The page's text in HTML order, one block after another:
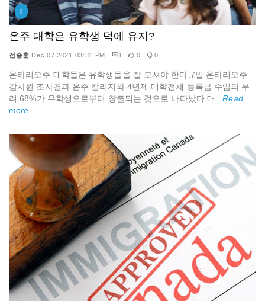
온주 대학은 유학생 덕에 유지?
전승훈 Dec 07 2021 03:31 PM 1 0 0
온타리오주 대학들은 유학생들을 잘 모셔야 한다.7일 온타리오주
감사원 조사결과 온주 칼리지와 4년제 대학전체 등록금 수입의 무
려 68%가 유학생으로부터 창출되는 것으로 나타났다.대...Read
more...